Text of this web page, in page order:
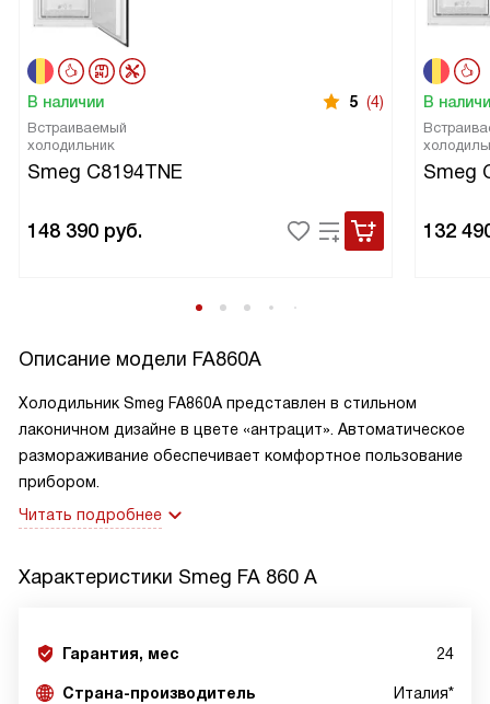
В наличии 5 (4)
Встраиваемый
холодильник
Smeg C8194TNE
148 390 руб.
В
Smeg
132
Описание модели FA860A
Холодильник Smeg FA860A представлен в стильном
лаконичном дизайне в цвете «антрацит». Автоматическое
размораживание обеспечивает комфортное пользование
прибором.
Читать подробнее
Характеристики Smeg FA 860 A
Гарантия, мес 24
Страна-производитель Италия*